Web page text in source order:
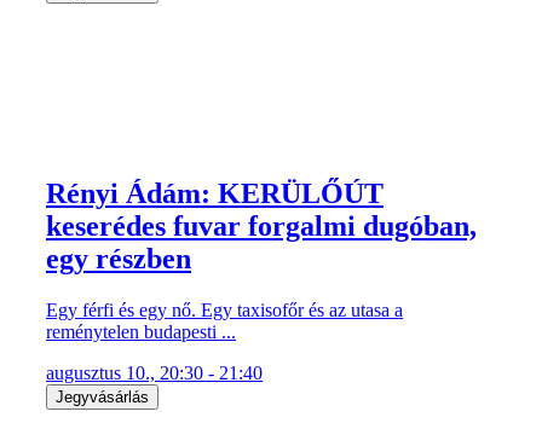
Rényi Ádám: KERÜLŐÚT
keserédes fuvar forgalmi dugóban,
egy részben
Egy férfi és egy nő. Egy taxisofőr és az utasa a
reménytelen budapesti ...
augusztus 10., 20:30 - 21:40
Jegyvásárlás